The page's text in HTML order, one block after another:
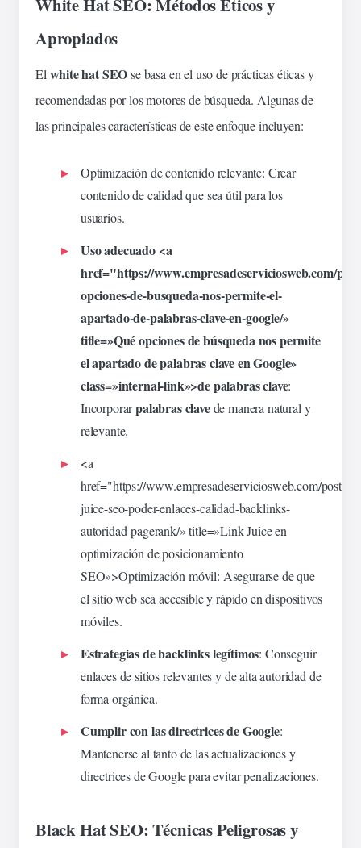
White Hat SEO: Métodos Éticos y
Apropiados
Elwhite hat SEOse basa en el uso de prácticas éticas y
recomendadas por los motores de búsqueda. Algunas de
lasprincipalescaracterísticas de esteenfoqueincluyen:
Optimización de contenido relevante: Crear
contenido decalidadque sea útil para los
usuarios.
Uso adecuado <a
href="https://www.empresadeserviciosweb.com/
opciones-de-busqueda-nos-permite-el-
apartado-de-palabras-clave-en-google/»
title=»Qué opciones de búsqueda nos permite
el apartado de palabras clave en Google»
class=»internal-link»>de palabras clave:
Incorporarpalabras clavede manera natural y
relevante.
<a
href="https://www.empresadeserviciosweb.com/post/
juice-seo-poder-enlaces-calidad-backlinks-
autoridad-pagerank/» title=»Link Juice en
optimizaciónde posicionamiento
SEO»>Optimización móvil: Asegurarse de que
el sitio web sea accesible y rápido en dispositivos
móviles.
Estrategias de backlinks legítimos: Conseguir
enlaces de sitiosrelevantesy de alta autoridad de
forma orgánica.
Cumplir con las directrices de Google:
Mantenerse al tanto de las actualizaciones y
directrices de Google para evitar penalizaciones.
Black Hat SEO: Técnicas Peligrosas y